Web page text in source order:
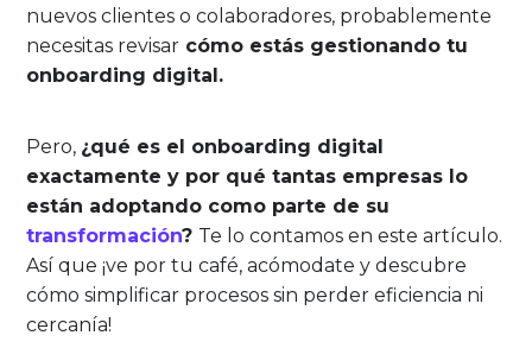
nuevos clientes o colaboradores, probablemente
necesitas revisar cómo estás gestionando tu
onboarding digital.
Pero, ¿qué es el onboarding digital
exactamente y por qué tantas empresas lo
están adoptando como parte de su
transformación? Te lo contamos en este artículo.
Así que ¡ve por tu café, acómodate y descubre
cómo simplificar procesos sin perder eficiencia ni
cercanía!